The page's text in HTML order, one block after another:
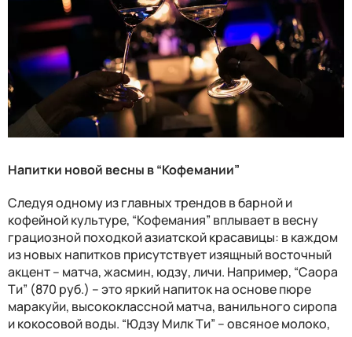
Напитки новой весны в “Кофемании”
Следуя одному из главных трендов в барной и
кофейной культуре, “Кофемания” вплывает в весну
грациозной походкой азиатской красавицы: в каждом
из новых напитков присутствует изящный восточный
акцент – матча, жасмин, юдзу, личи. Например, “Саора
Ти” (870 руб.) – это яркий напиток на основе пюре
маракуйи, высококлассной матча, ванильного сиропа
и кокосовой воды. “Юдзу Милк Ти” – овсяное молоко,